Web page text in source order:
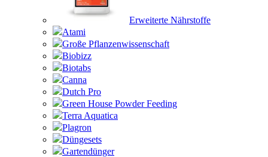
Erweiterte Nährstoffe
Atami
Große Pflanzenwissenschaft
Biobizz
Biotabs
Canna
Dutch Pro
Green House Powder Feeding
Terra Aquatica
Plagron
Düngesets
Gartendünger